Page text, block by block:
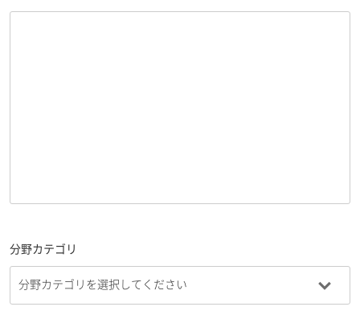
分野カテゴリ